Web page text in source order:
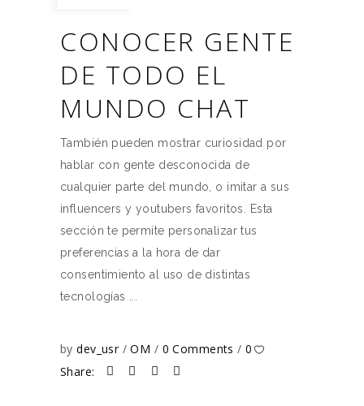
CONOCER GENTE
DE TODO EL
MUNDO CHAT
También pueden mostrar curiosidad por
hablar con gente desconocida de
cualquier parte del mundo, o imitar a sus
influencers y youtubers favoritos. Esta
sección te permite personalizar tus
preferencias a la hora de dar
consentimiento al uso de distintas
tecnologías
bydev_usr OM 0 Comments 0
Share: